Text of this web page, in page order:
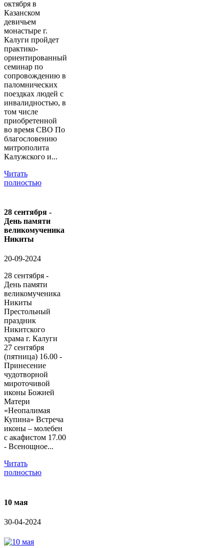
октября в
Казанском
девичьем
монастыре г.
Калуги пройдет
практико-
ориентированный
семинар по
сопровождению в
паломнических
поездках людей с
инвалидностью, в
том числе
приобретенной
во время СВО По
благословению
митрополита
Калужского и...
Читать
полностью
28 сентября -
День памяти
великомученика
Никиты
20-09-2024
28 сентября -
День памяти
великомученика
Никиты
Престольный
праздник
Никитского
храма г. Калуги
27 сентября
(пятница) 16.00 -
Принесение
чудотворной
мироточивой
иконы Божией
Матери
«Неопалимая
Купина» Встреча
иконы – молебен
с акафистом 17.00
- Всенощное...
Читать
полностью
10 мая
30-04-2024